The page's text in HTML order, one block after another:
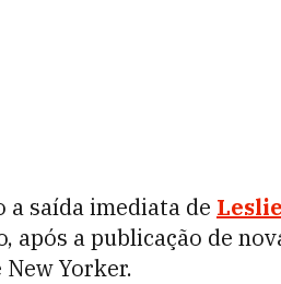
a saída imediata de Leslie
após a publicação de
Yorker.